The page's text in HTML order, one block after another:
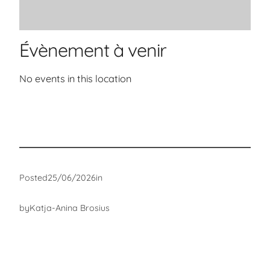
Évènement à venir
No events in this location
Posted25/06/2026in
byKatja-Anina Brosius